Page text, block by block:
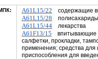
A61L15/22 содержащие
A61L15/28
A61L15/44лекарства
A61F13/15 впитывающие
салфетки, прокладки,
применения; средства
приспособления для